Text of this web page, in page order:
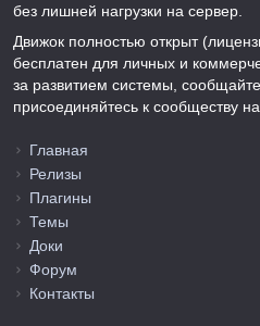
без лишней нагрузки на сервер.
Движок полностью открыт
бесплатен для личных и
за развитием системы,
присоединяйтесь к сообществу на
Главная
Релизы
Плагины
Темы
Доки
Форум
Контакты